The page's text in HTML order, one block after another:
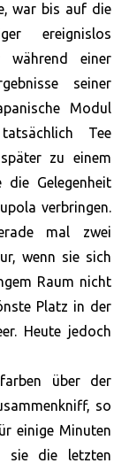
war bis auf die
ereignislos
während einer
seiner
Modul
Tee
zu einem
die Gelegenheit
verbringen.
mal zwei
wenn sie sich
Raum nicht
Platz in der
Heute jedoch
über der
so
einige Minuten
sie die letzten